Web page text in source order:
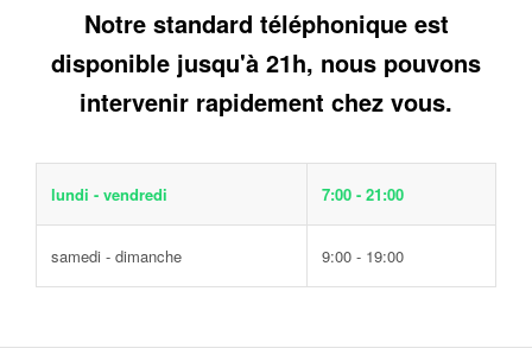
Notre standard téléphonique est
disponible jusqu'à 21h, nous pouvons
intervenir rapidement chez vous.
lundi - vendredi 7:00 - 21:00
samedi - dimanche 9:00 - 19:00